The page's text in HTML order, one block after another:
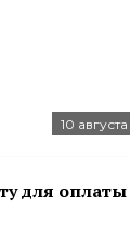
10
для оплаты